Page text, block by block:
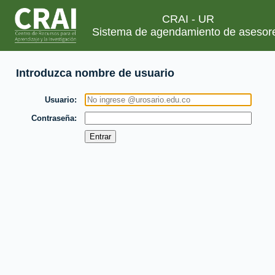
CRAI - UR
Sistema de agendamiento de
Introduzca nombre de usuario
Usuario
Contraseña